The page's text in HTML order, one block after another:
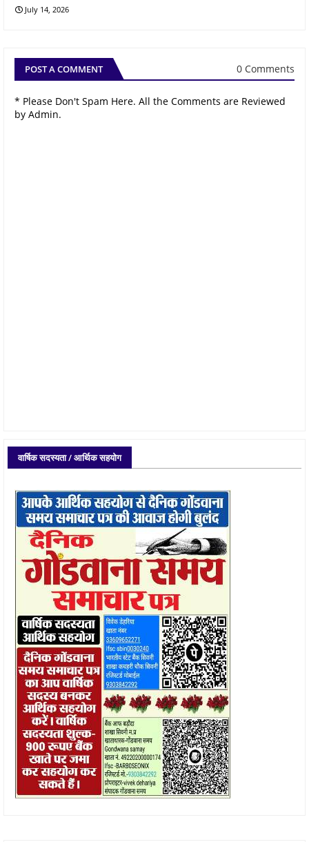
July 14, 2026
POST A COMMENT 0 Comments
* Please Don't Spam Here. All the Comments are Reviewed
by Admin.
वार्षिक सदस्यता / आर्थिक सहयोग